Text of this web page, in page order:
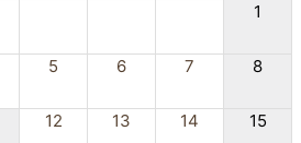
1
5 6 7 8
12 13 14 15